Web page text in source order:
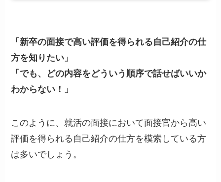
「新卒の面接で高い評価を得られる自己紹介の仕
方を知りたい」
「でも、どの内容をどういう順序で話せばいいか
わからない！」
このように、就活の面接において面接官から高い
評価を得られる自己紹介の仕方を模索している方
は多いでしょう。